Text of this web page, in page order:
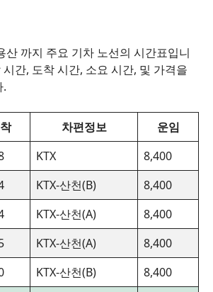
산 까지 주요 기차 노선의 시간표입니
간, 도착 시간, 소요 시간, 및 가격을
.
차편정보
운임
KTX
8,400
KTX-산천(B)
8,400
KTX-산천(A)
8,400
KTX-산천(A)
8,400
KTX-산천(B)
8,400